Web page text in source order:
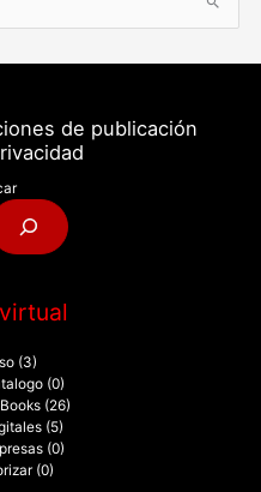
de publicación
(3)
(0)
(26)
(5)
(0)
(0)